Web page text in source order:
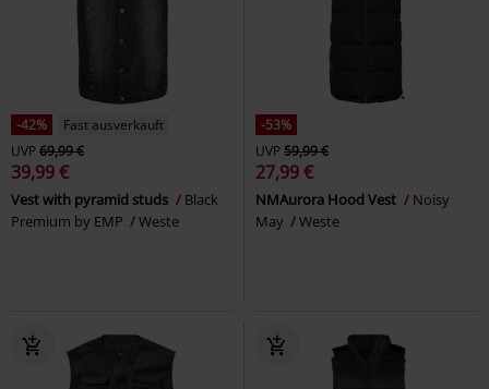
-42%
Fast ausverkauft
UVP69,99 €
39,99 €
Vest with pyramid studs
Black
Premium by EMP
Weste
-53%
UVP59,99 €
27,99 €
NMAurora Hood Vest
Noisy
May
Weste